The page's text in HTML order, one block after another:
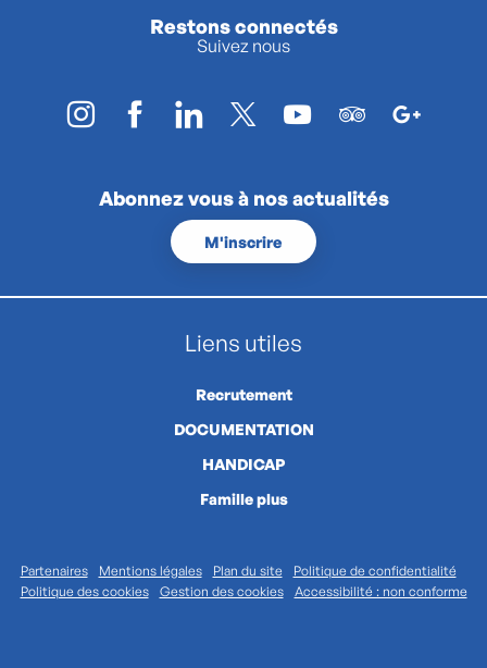
Restons connectés
Suivez nous
Abonnez vous à nos actualités
M'inscrire
Liens utiles
Recrutement
DOCUMENTATION
HANDICAP
Famille plus
Partenaires Mentions légales Plan du site
Politique de confidentialité
Politique des cookies
Gestion des cookies Accessibilité : non conforme